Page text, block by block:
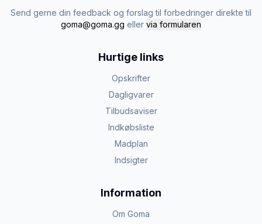
Send gerne din feedback og forslag til forbedringer direkte til
goma@goma.gg eller via formularen
Hurtige links
Opskrifter
Dagligvarer
Tilbudsaviser
Indkøbsliste
Madplan
Indsigter
Information
Om Goma